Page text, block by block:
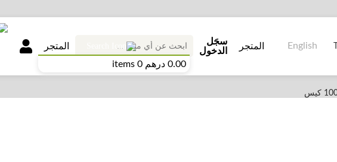
English المتجر
سجَل
الدخول
المتجر
0.00 درهم
0 items